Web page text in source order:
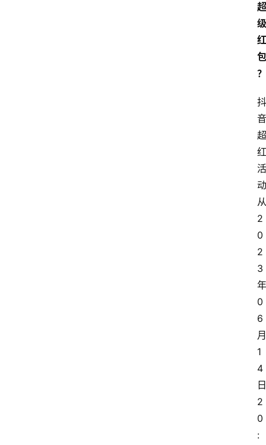
超
级
红
包
？
抖
音
超
红
活
动
从
2
0
2
3
年
0
6
月
1
4
日
2
0
: